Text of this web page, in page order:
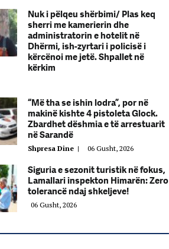
Nuk i pëlqeu shërbimi/ Plas keq
sherri me kamerierin dhe
administratorin e hotelit në
Dhërmi, ish-zyrtari i policisë i
kërcënoi me jetë. Shpallet në
kërkim
“Më tha se ishin lodra”, por në
makinë kishte 4 pistoleta Glock.
Zbardhet dëshmia e të arrestuarit
në Sarandë
Shpresa Dine | 06 Gusht, 2026
Siguria e sezonit turistik në fokus,
Lamallari inspekton Himarën: Zero
tolerancë ndaj shkeljeve!
06 Gusht, 2026